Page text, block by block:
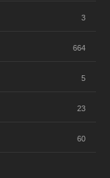
3
664
5
23
60